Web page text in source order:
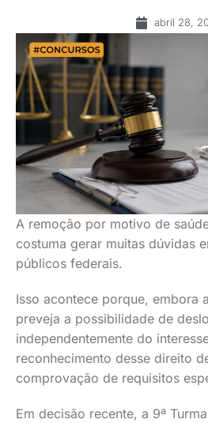
abril 28,
A remoção por motivo de
costuma gerar muitas dúvidas
públicos federais.
Isso acontece porque, embora
preveja a possibilidade de
independentemente do
reconhecimento desse direito
comprovação de requisitos
Em decisão recente, a 9ª